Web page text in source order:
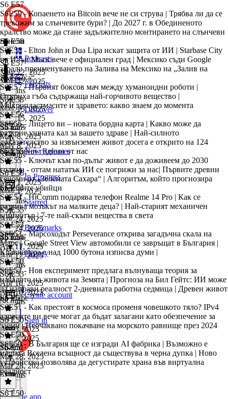
Podcasts
Playlists
Discover
New Releases
In Progress
Starred
Bookmarks
History
Create account
Sign in
Get the app
S6 E57
S6E59 - Копаенето на Bitcoin вече не си струва⁠ | Трябва ли да се
тревожим за слънчевите бури?⁠ | До 2027 г. в Обединеното
кралство може да стане задължително монтирането на слънчеви
панели
S6 E57·
May 22, 2025
May 22, 2025
47 mins
S6 E58
S6Е58 - ⁠Elton John и Dua Lipa искат защита от ИИ⁠ | Starbase City
на Илън Мъск вече е официален град⁠ | Мексико съди Google
заради преименуването на Залива на Мексико на „Залив на
Америка“⁠
S6 E58·
May 15, 2025
May 15, 2025
55 mins
S6 E57
S6E57 - ⁠Първият боксов мач между хуманоидни роботи |
Откриха гъба съдържаща най-горчивото вещество |
Микропластмасите и здравето: какво знаем до момента⁠
S6 E57·
May 8, 2025
May 8, 2025
37 mins
S6 E56
S6E56 - Лицето ви – новата бордна карта | ⁠Какво може да
разкрие ушната кал за вашето здраве⁠ | ⁠Най-силното
доказателство за извънземен живот досега е открито на 124
светлинни години от нас⁠
S6 E56·
May 1, 2025
May 1, 2025
45 mins
S5 E55
S6E55 - Ключът към по-дълъг живот е да доживеем до 2030
година - оттам нататък ИИ се погрижи за нас| Първите древни
геноми от „Зелената Сахара“⁠ | Aлгоритъм, който прогнозира
бъдещите убийци⁠
S5 E55·
Apr 24, 2025
Apr 24, 2025
45 mins
S6 E54
S6E54 - HiComm подарява телефон Realme 14 Pro | ⁠Как се
развива мозъкът на малките деца? | Най-старият механичен
компютър | ⁠7-те най-скъпи вещества в света⁠
S6 E54·
Apr 17, 2025
Apr 17, 2025
51 mins
S6 E53
S6E53 - ⁠Марсоходът Perseverance открива загадъчна скала на
Марс⁠ | Google Street View автомобили се завръщат в България |
Клавиатура с над 1000 бутона изписва думи |
S6 E53·
Apr 10, 2025
Apr 10, 2025
58 mins
S6 E50
S6E52 - ⁠Нов експеримент предлага вълнуваща теория за
началото на живота на Земята⁠ | Прогноза на Бил Гейтс: ИИ може
да направи реалност 2-дневната работна седмица⁠ | Древен живот
на Марс⁠ ?
S6 E50·
Apr 3, 2025
Apr 3, 2025
1h 3m
S6 E51
S6E51 - Как престоят в космоса променя човешкото тяло⁠⁠? ⁠IPv4
адресите ви вече могат да бъдат залагани като обезпечение за
заеми | ⁠⁠Неочаквано покачване на морското равнище през 2024
S6 E51·
Mar 28, 2025
Mar 28, 2025
51 mins
S6 E50
S6E50 - В България ще се изгради AI фабрика | Възможно е
нашата Вселена всъщност да съществува в черна дупка⁠ | ⁠Ново
устройство позволява да дегустирате храна във виртуална
реалност⁠
S6 E50·